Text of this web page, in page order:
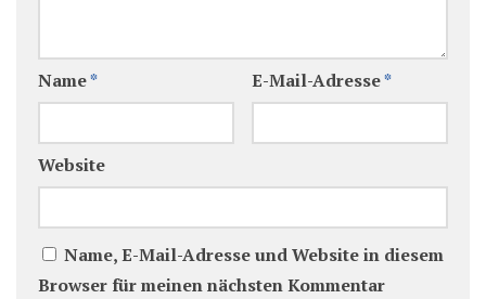
Name* E-Mail-Adresse*
Website
Name, E-Mail-Adresse und Website in diesem
Browser für meinen nächsten Kommentar